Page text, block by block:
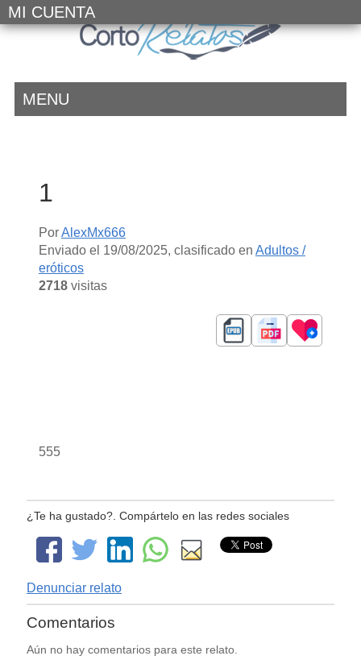
MI CUENTA
MENU
1
PorAlexMx666
Enviado el 19/08/2025, clasificado en Adultos /
eróticos
2718visitas
555
¿Te ha gustado?. Compártelo en las redes sociales
Denunciar relato
Comentarios
Aún no hay comentarios para este relato.